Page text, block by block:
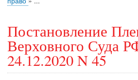
Постановление
Верховного Суда
24.12.2020 N 45